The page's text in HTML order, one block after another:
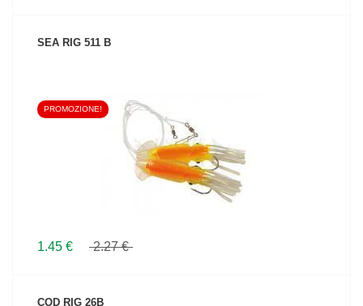
SEA RIG 511 B
VEDI IL PRODOTTO
PROMOZIONE!
1.45 € 2.27 €
COD RIG 26B